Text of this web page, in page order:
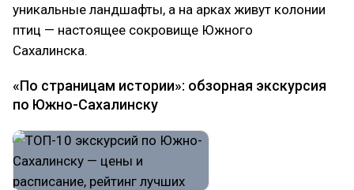
уникальные ландшафты, а на арках живут колонии
птиц — настоящее сокровище Южного
Сахалинска.
«По страницам истории»: обзорная экскурсия
по Южно-Сахалинску